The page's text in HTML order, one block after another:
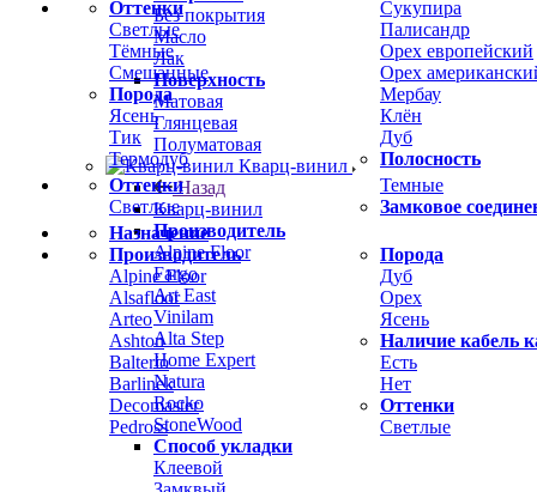
Оттенки
Светлые
Тёмные
Смешанные
Порода
Ясень
Тик
Термодуб
Сукупира
Палисандр
Орех европейский
Орех
Мербау
Клён
Дуб
Полосность
Оттенки
Светлые
Темные
Замковое
Назначение
Производитель
Alpine Floor
Alsafloor
Arteo
Ashton
Balterio
Barlinek
Decomaster
Pedross
Порода
Дуб
Орех
Ясень
Наличие кабель
Есть
Нет
Оттенки
Светлые
Без покрытия
Масло
Лак
Поверхность
Матовая
Глянцевая
Полуматовая
Кварц-винил
Назад
Кварц-винил
Производитель
Alpine Floor
Fargo
Art East
Vinilam
Alta Step
Home Expert
Natura
Rocko
StoneWood
Способ укладки
Клеевой